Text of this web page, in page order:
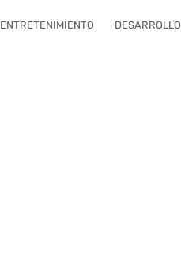
ENTRETENIMIENTO DESARROLLO